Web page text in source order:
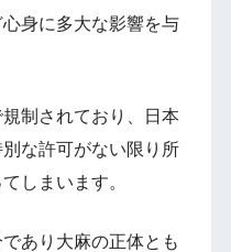
心身に多大な影響を与
制されており、日本
な許可がない限り所
しまいます。
あり大麻の正体とも